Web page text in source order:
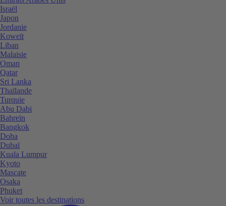
Israël
Japon
Jordanie
Koweït
Liban
Malaisie
Oman
Qatar
Sri Lanka
Thaïlande
Turquie
Abu Dabi
Bahreïn
Bangkok
Doha
Dubaï
Kuala Lumpur
Kyoto
Mascate
Osaka
Phuket
Voir toutes les destinations